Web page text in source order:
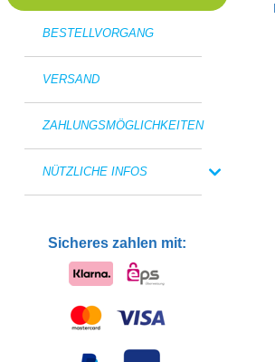
BESTELLVORGANG
VERSAND
ZAHLUNGSMÖGLICHKEITEN
NÜTZLICHE INFOS
Sicheres zahlen mit: